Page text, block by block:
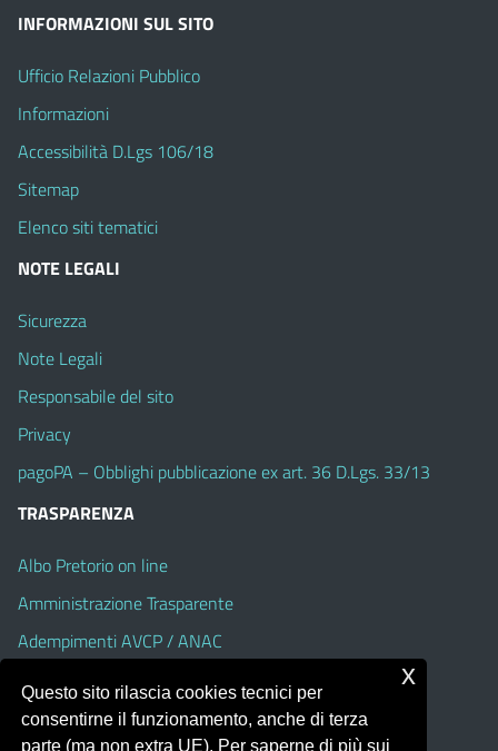
INFORMAZIONI SUL SITO
Ufficio Relazioni Pubblico
Informazioni
Accessibilità D.Lgs 106/18
Sitemap
Elenco siti tematici
NOTE LEGALI
Sicurezza
Note Legali
Responsabile del sito
Privacy
pagoPA – Obblighi pubblicazione ex art. 36 D.Lgs. 33/13
TRASPARENZA
Albo Pretorio on line
Amministrazione Trasparente
Adempimenti AVCP / ANAC
Accesso Civico
Dichiarazione di accessibilità
Questo sito rilascia cookies tecnici per
consentirne il funzionamento, anche di terza
parte (ma non extra UE). Per saperne di più sui
x